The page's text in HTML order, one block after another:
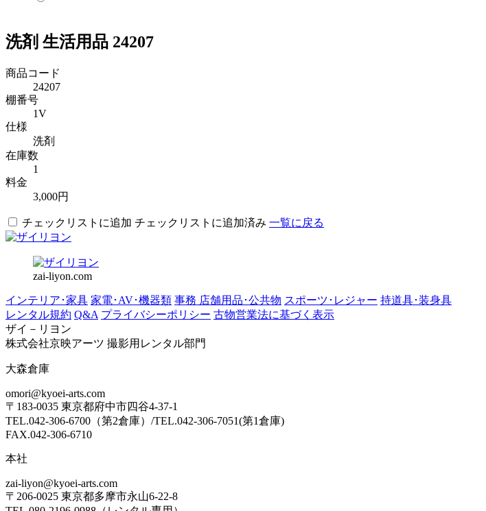
洗剤 生活用品 24207
商品コード
24207
棚番号
1V
仕様
洗剤
在庫数
1
料金
3,000円
チェックリストに追加 チェックリストに追加済み 一覧に戻る
zai-liyon.com
インテリア･家具 家電･AV･機器類 事務 店舗用品･公共物 スポーツ･レジャー 持道具･装身具
レンタル規約 Q&A プライバシーポリシー 古物営業法に基づく表示
ザイ－リヨン
株式会社京映アーツ 撮影用レンタル部門
大森倉庫
omori@kyoei-arts.com
〒183-0035 東京都府中市四谷4-37-1
TEL.042-306-6700（第2倉庫）/TEL.042-306-7051(第1倉庫)
FAX.042-306-6710
本社
zai-liyon@kyoei-arts.com
〒206-0025 東京都多摩市永山6-22-8